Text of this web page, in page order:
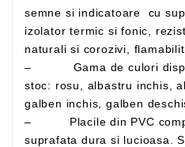
semne si indicatoare cu suprafata tare, lucioasa, bun
izolator termic si fonic, rezistenta mare la agenti
naturali si corozivi,
– Gama de culori disponibile in permanenta in
stoc: rosu, albastru inchis, albastru deschis, negru,
– Placile din PVC compact industrial au
suprafata dura si lucioasa. Se